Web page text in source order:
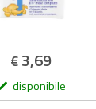
€3,69
disponibile